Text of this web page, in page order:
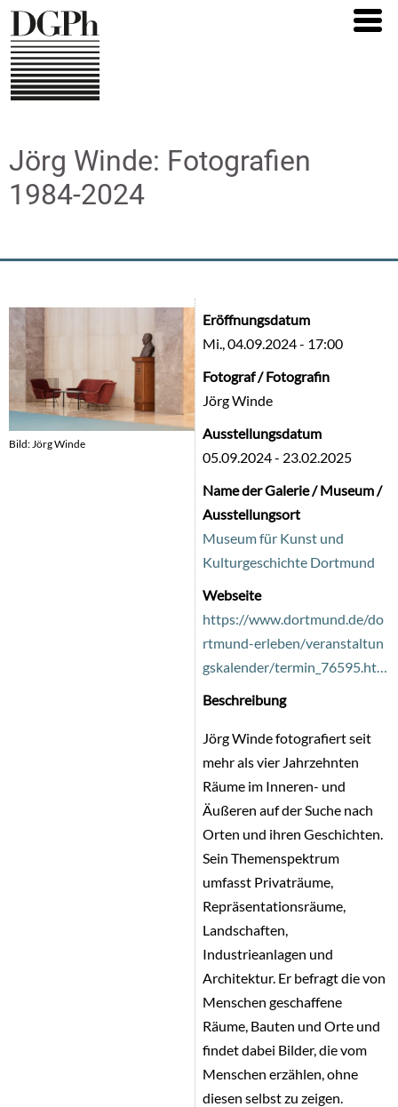
Direkt
zum
Inhalt
Jörg Winde: Fotografien
1984-2024
Bild: Jörg Winde
Eröffnungsdatum
Mi., 04.09.2024 - 17:00
Fotograf / Fotografin
Jörg Winde
Ausstellungsdatum
05.09.2024- 23.02.2025
Name der Galerie / Museum /
Ausstellungsort
Museum für Kunst und
Kulturgeschichte Dortmund
Webseite
https://www.dortmund.de/do
rtmund-erleben/veranstaltun
gskalender/termin_76595.ht…
Beschreibung
Jörg Winde fotografiert seit
mehr als vier Jahrzehnten
Räume im Inneren- und
Äußeren auf der Suche nach
Orten und ihren Geschichten.
Sein Themenspektrum
umfasst Privaträume,
Repräsentationsräume,
Landschaften,
Industrieanlagen und
Architektur. Er befragt die von
Menschen geschaffene
Räume, Bauten und Orte und
findet dabei Bilder, die vom
Menschen erzählen, ohne
diesen selbst zu zeigen.